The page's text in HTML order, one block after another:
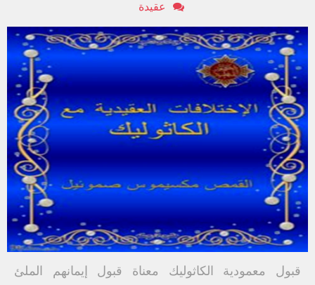
عقيدة
قبول معمودية الكاثوليك معناة قبول إيمانهم الملئ